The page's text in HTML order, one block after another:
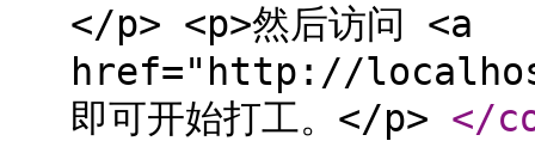
</p> <p>然后访问 <a
href="http://
即可开始打工。</p> </